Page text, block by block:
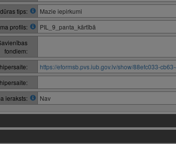
tips:
Mazie iepirkumi
profils:
PIL_9_panta_kārtībā
fondiem:
https://eformsb.pvs.iub.gov.lv/show/88efc033-
ieraksts:
Nav